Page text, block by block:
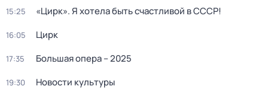
15:25 «Цирк». Я хотела быть счастливой в СССР!
16:05 Цирк
17:35 Большая опера – 2025
19:30 Новости культуры